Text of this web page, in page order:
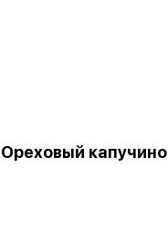
Ореховый капучино